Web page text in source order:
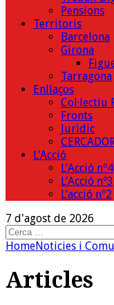
Pensions
Territoris
Barcelona
Girona
Tarragona
Enllaços
Col·lectiu
Fronts
Jurìdic
L’Acció
L’Acció nº4
L’Acció nº3
L’acció nº2
7 d'agost de 2026
Cerca:
HomeNoticies i
Articles